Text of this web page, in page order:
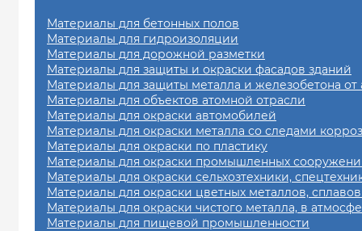
Материалы для бетонных полов
Материалы для гидроизоляции
Материалы для дорожной разметки
Материалы для защиты и окраски фасадов зданий
Материалы для защиты металла и железобетона от
Материалы для объектов атомной отрасли
Материалы для окраски автомобилей
Материалы для окраски металла со следами
Материалы для окраски по пластику
Материалы для окраски промышленных
Материалы для окраски сельхозтехники,
Материалы для окраски цветных металлов,
Материалы для окраски чистого металла, в
Материалы для пищевой промышленности